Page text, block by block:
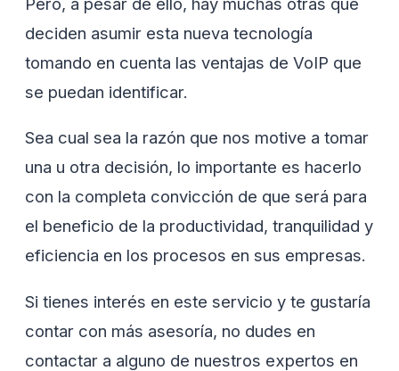
deciden asumir esta nueva tecnología
tomando en cuenta las ventajas de VoIP que
se puedan identificar.
Sea cual sea la razón que nos motive a tomar
una u otra decisión, lo importante es hacerlo
con la completa convicción de que será para
el beneficio de la productividad, tranquilidad y
eficiencia en los procesos en sus empresas.
Si tienes interés en este servicio y te gustaría
contar con más asesoría, no dudes en
contactar a alguno de nuestros expertos en